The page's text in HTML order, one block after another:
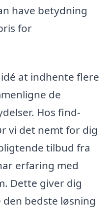
have betydning
for
at indhente flere
de
Hos find-
vi det nemt for dig
tilbud fra
erfaring med
Dette giver dig
bedste løsning